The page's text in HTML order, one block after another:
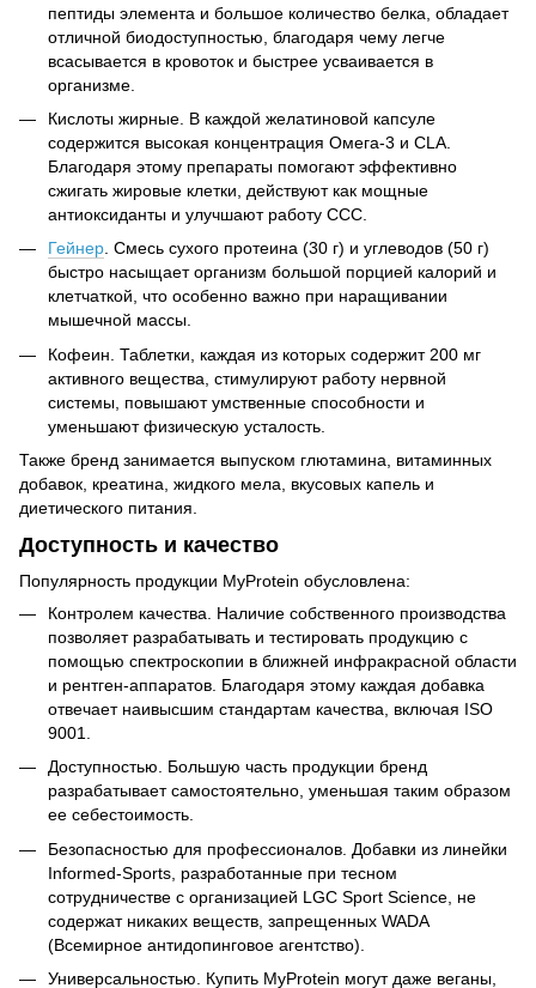
пептиды элемента и большое количество белка, обладает
отличной биодоступностью, благодаря чему легче
всасывается в кровоток и быстрее усваивается в
организме.
Кислоты жирные. В каждой желатиновой капсуле
содержится высокая концентрация Омега-3 и CLA.
Благодаря этому препараты помогают эффективно
сжигать жировые клетки, действуют как мощные
антиоксиданты и улучшают работу ССС.
Гейнер. Смесь сухого протеина (30 г) и углеводов (50 г)
быстро насыщает организм большой порцией калорий и
клетчаткой, что особенно важно при наращивании
мышечной массы.
Кофеин. Таблетки, каждая из которых содержит 200 мг
активного вещества, стимулируют работу нервной
системы, повышают умственные способности и
уменьшают физическую усталость.
Также бренд занимается выпуском глютамина, витаминных
добавок, креатина, жидкого мела, вкусовых капель и
диетического питания.
Доступность и качество
Популярность продукции MyProtein обусловлена:
Контролем качества. Наличие собственного производства
позволяет разрабатывать и тестировать продукцию с
помощью спектроскопии в ближней инфракрасной области
и рентген-аппаратов. Благодаря этому каждая добавка
отвечает наивысшим стандартам качества, включая ISO
9001.
Доступностью. Большую часть продукции бренд
разрабатывает самостоятельно, уменьшая таким образом
ее себестоимость.
Безопасностью для профессионалов. Добавки из линейки
Informed-Sports, разработанные при тесном
сотрудничестве с организацией LGC Sport Science, не
содержат никаких веществ, запрещенных WADA
(Всемирное антидопинговое агентство).
Универсальностью. Купить MyProtein могут даже веганы,